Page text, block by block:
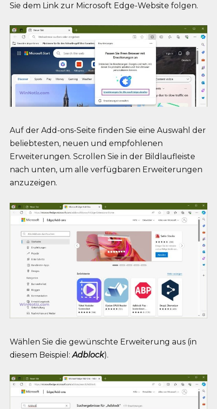
Sie dem Link zur Microsoft Edge-Website folgen.
Auf der Add-ons-Seite finden Sie eine Auswahl der
beliebtesten, neuen und empfohlenen
Erweiterungen. Scrollen Sie in der Bildlaufleiste
nach unten, um alle verfügbaren Erweiterungen
anzuzeigen.
Wählen Sie die gewünschte Erweiterung aus (in
diesem Beispiel:Adblock).